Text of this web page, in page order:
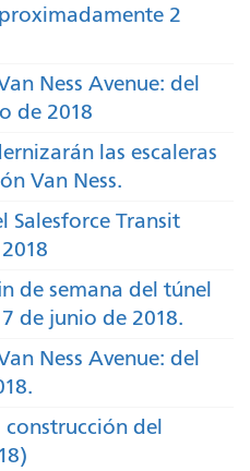
2
Ness Avenue: del
de 2018
las escaleras
Van Ness.
Salesforce Transit
de semana del túnel
de junio de 2018.
Ness Avenue: del
del